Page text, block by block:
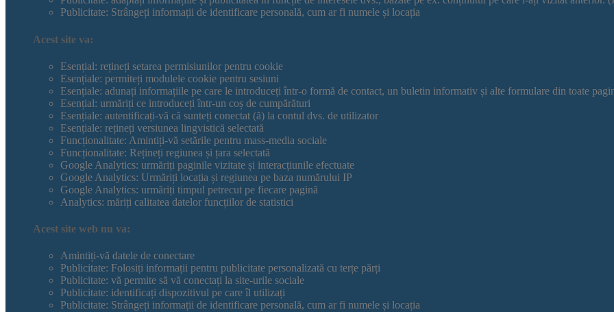
Publicitate: Strângeți informații de identificare personală, cum ar fi numele și locația
Acest site va:
Esențial: rețineți setarea permisiunilor pentru cookie
Esențiale: permiteți modulele cookie pentru sesiuni
Esențiale: adunați informațiile pe care le introduceți într-o formă de contact, un buletin informativ și alte formulare din toate
Esențial: urmăriți ce introduceți într-un coș de cumpărături
Esențiale: autentificați-vă că sunteți conectat (ă) la contul dvs. de utilizator
Esențiale: rețineți versiunea lingvistică selectată
Funcționalitate: Amintiți-vă setările pentru mass-media sociale
Funcționalitate: Rețineți regiunea și țara selectată
Google Analytics: urmăriți paginile vizitate și interacțiunile efectuate
Google Analytics: Urmăriți locația și regiunea pe baza numărului IP
Google Analytics: urmăriți timpul petrecut pe fiecare pagină
Analytics: măriți calitatea datelor funcțiilor de statistici
Acest site web nu va:
Amintiți-vă datele de conectare
Publicitate: Folosiți informații pentru publicitate personalizată cu terțe părți
Publicitate: vă permite să vă conectați la site-urile sociale
Publicitate: identificați dispozitivul pe care îl utilizați
Publicitate: Strângeți informații de identificare personală, cum ar fi numele și locația